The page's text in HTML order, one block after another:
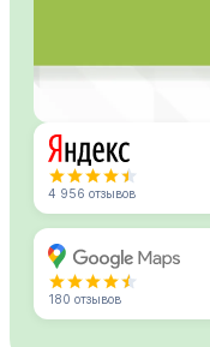
4 956 отзывов
180 отзывов